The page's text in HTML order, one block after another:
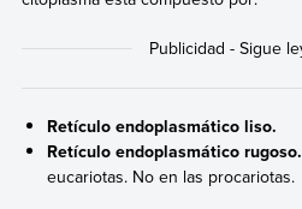
Retículo endoplasmático liso.
Retículo endoplasmático rugoso.
eucariotas. No en las procariotas.